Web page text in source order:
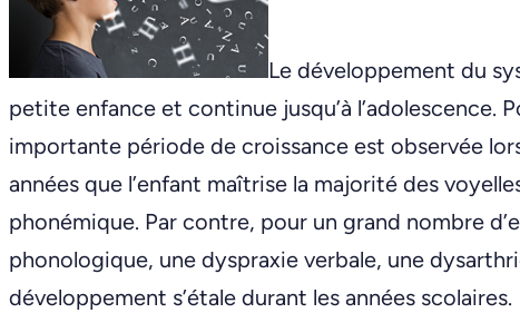
Le développement du
petite enfance et continue jusqu’à l’adolescence.
importante période de croissance est observée
années que l’enfant maîtrise la majorité des
phonémique. Par contre, pour un grand nombre
phonologique, une dyspraxie verbale, une
développement s’étale durant les années scolaires.